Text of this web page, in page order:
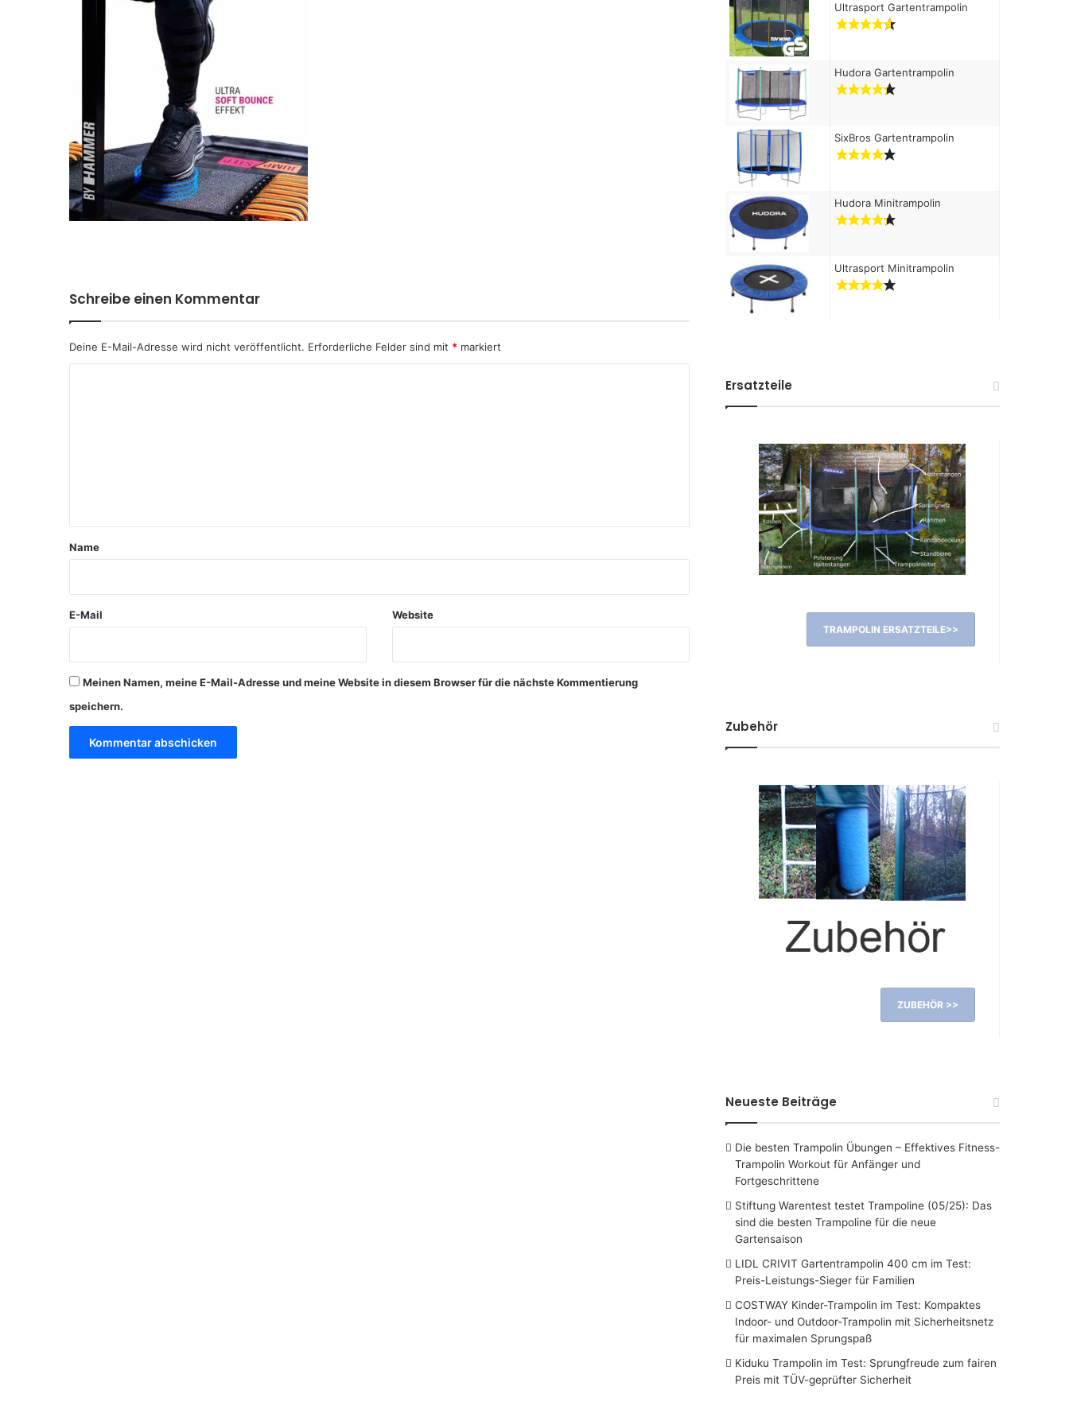
Schreibe einen Kommentar
Deine E-Mail-Adresse wird nicht veröffentlicht. Erforderliche Felder sind mit * markiert
a
Name
E-Mail Website
Meinen Namen, meine E-Mail-Adresse und meine Website in diesem Browser für die nächste Kommentierung
speichern.
Ultrasport Gartentrampolin
Hudora Gartentrampolin
SixBros Gartentrampolin
Hudora Minitrampolin
Ultrasport Minitrampolin
Ersatzteile
TRAMPOLIN ERSATZTEILE>>
Zubehör
ZUBEHÖR >>
Neueste Beiträge
Die besten Trampolin Übungen – Effektives Fitness-
Trampolin Workout für Anfänger und
Fortgeschrittene
Stiftung Warentest testet Trampoline (05/25): Das
sind die besten Trampoline für die neue
Gartensaison
LIDL CRIVIT Gartentrampolin 400 cm im Test:
Preis-Leistungs-Sieger für Familien
COSTWAY Kinder-Trampolin im Test: Kompaktes
Indoor- und Outdoor-Trampolin mit Sicherheitsnetz
für maximalen Sprungspaß
Kiduku Trampolin im Test: Sprungfreude zum fairen
Preis mit TÜV-geprüfter Sicherheit